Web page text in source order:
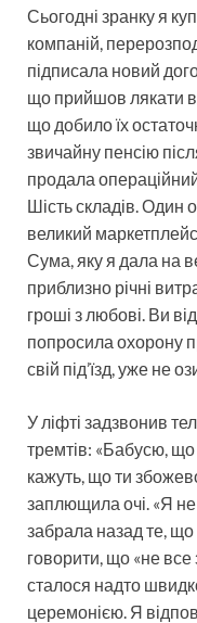
Сьогодні зранку я
компаній,
підписала новий
що прийшов лякати
що добило їх
звичайну пенсію
продала
Шість складів. Один
великий
Сума, яку я дала на
приблизно річні
гроші з любові. Ви
попросила охорону
свій під’їзд, уже не
У ліфті задзвонив
тремтів: «Бабусю,
кажуть, що ти
заплющила очі. «Я
забрала назад те,
говорити, що «не все
сталося надто
церемонією. Я